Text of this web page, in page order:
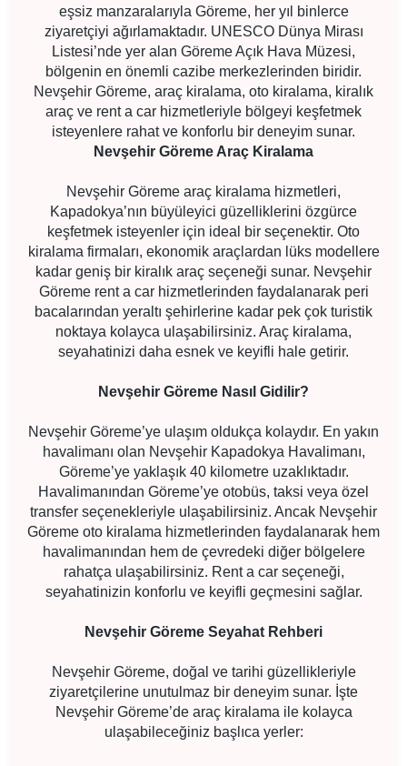
eşsiz manzaralarıyla Göreme, her yıl binlerce
ziyaretçiyi ağırlamaktadır. UNESCO Dünya Mirası
Listesi’nde yer alan Göreme Açık Hava Müzesi,
bölgenin en önemli cazibe merkezlerinden biridir.
Nevşehir Göreme, araç kiralama, oto kiralama, kiralık
araç ve rent a car hizmetleriyle bölgeyi keşfetmek
isteyenlere rahat ve konforlu bir deneyim sunar.
Nevşehir Göreme Araç Kiralama
Nevşehir Göreme araç kiralama hizmetleri,
Kapadokya’nın büyüleyici güzelliklerini özgürce
keşfetmek isteyenler için ideal bir seçenektir. Oto
kiralama firmaları, ekonomik araçlardan lüks modellere
kadar geniş bir kiralık araç seçeneği sunar. Nevşehir
Göreme rent a car hizmetlerinden faydalanarak peri
bacalarından yeraltı şehirlerine kadar pek çok turistik
noktaya kolayca ulaşabilirsiniz. Araç kiralama,
seyahatinizi daha esnek ve keyifli hale getirir.
Nevşehir Göreme Nasıl Gidilir?
Nevşehir Göreme’ye ulaşım oldukça kolaydır. En yakın
havalimanı olan Nevşehir Kapadokya Havalimanı,
Göreme’ye yaklaşık 40 kilometre uzaklıktadır.
Havalimanından Göreme’ye otobüs, taksi veya özel
transfer seçenekleriyle ulaşabilirsiniz. Ancak Nevşehir
Göreme oto kiralama hizmetlerinden faydalanarak hem
havalimanından hem de çevredeki diğer bölgelere
rahatça ulaşabilirsiniz. Rent a car seçeneği,
seyahatinizin konforlu ve keyifli geçmesini sağlar.
Nevşehir Göreme Seyahat Rehberi
Nevşehir Göreme, doğal ve tarihi güzellikleriyle
ziyaretçilerine unutulmaz bir deneyim sunar. İşte
Nevşehir Göreme’de araç kiralama ile kolayca
ulaşabileceğiniz başlıca yerler: